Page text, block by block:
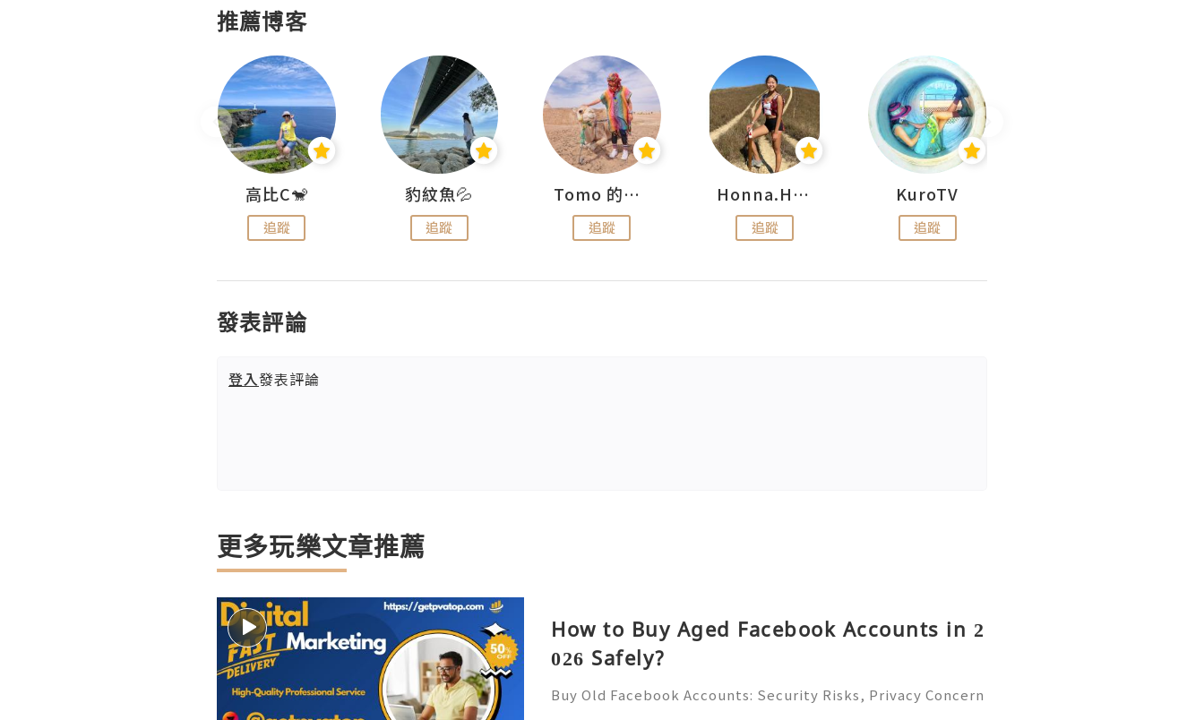
推薦博客
高比C🐒
追蹤
豹紋魚💦
追蹤
Tomo 的快樂宇宙
追蹤
Honna.H 出走
追蹤
KuroTV
追蹤
發表評論
登入發表評論
更多玩樂文章推薦
How to Buy Aged Facebook Accounts in 2
026 Safely?
Buy Old Facebook Accounts: Security Risks, Privacy Concern